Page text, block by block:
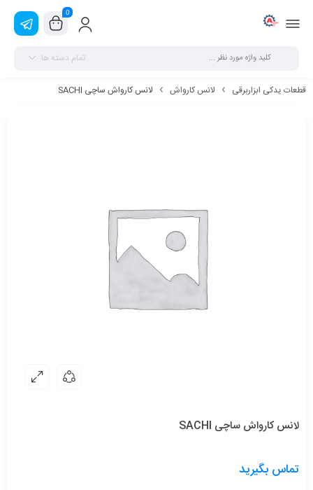
0
تمام دسته ها
قطعات یدکی ابزاربرقی لانس کارواش لانس کارواش ساچی SACHI
لانس کارواش ساچی SACHI
تماس بگیرید